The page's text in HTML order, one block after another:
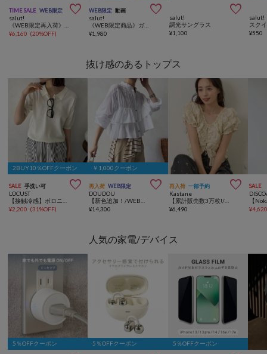
TIME SALE WEB限定 
salut!
¥6,160 (20%OFF)
WEB限定 動画 
salut!
¥1,980

salut!
調光サングラス
¥1,100
salut!
スク
¥550
抜け感のあるトップス
2BUY10％OFFクーポン
SALE 手洗い可 
LOCUST
¥2,200 (31%OFF)
￥1,000クーポン
再入荷 WEB限定 
DOUDOU
¥14,300
再入荷 一部予約 
Kastane
【累計販売数3万枚!/着痩せ◎】クシュクシュブラウス
¥6,490
SALE
¥
人気の家電/デバイス
5％OFFクーポン 5％OFFクーポン 5％OFFクーポン